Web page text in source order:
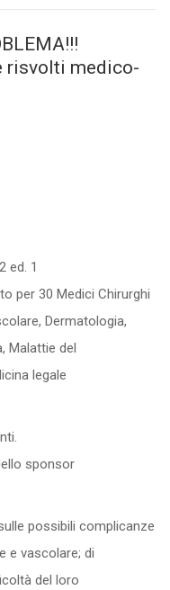
risvolti medico-
ed. 1
per 30 Medici Chirurghi
Dermatologia,
Malattie del
legale
sponsor
possibili complicanze
e vascolare; di
del loro